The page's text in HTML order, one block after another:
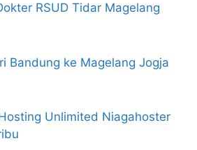
RSUD Tidar Magelang
Bandung ke Magelang Jogja
Unlimited Niagahoster